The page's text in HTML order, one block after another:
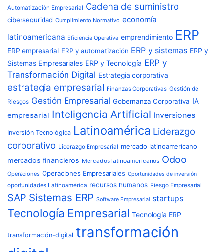
Automatización Empresarial Cadena de suministro
ciberseguridad Cumplimiento Normativo economía
latinoamericana Eficiencia Operativa emprendimiento ERP
ERP empresarial ERP y automatización ERP y sistemas ERP y
Sistemas Empresariales ERP y Tecnología ERP y
Transformación Digital Estrategia corporativa
estrategia empresarial Finanzas Corporativas Gestión de
Riesgos Gestión Empresarial Gobernanza Corporativa IA
empresarial Inteligencia Artificial Inversiones
Inversión Tecnológica Latinoamérica Liderazgo
corporativo Liderazgo Empresarial mercado latinoamericano
mercados financieros Mercados latinoamericanos Odoo
Operaciones Operaciones Empresariales Oportunidades de inversión
oportunidades Latinoamérica recursos humanos Riesgo Empresarial
SAP Sistemas ERP Software Empresarial startups
Tecnología Empresarial Tecnología ERP
transformación-digital transformación